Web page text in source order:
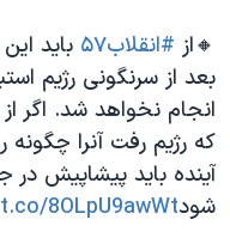
🔸از #انقلاب۵۷
باید
بعد از سرنگونی رژیم
انجام نخواهد شد. اگر
که رژیم رفت آنرا چگونه
آینده باید پیشاپیش
شود8OLpU9awWt